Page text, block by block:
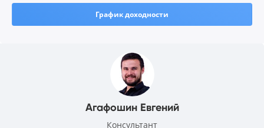
График доходности
Агафошин Евгений
Консультант